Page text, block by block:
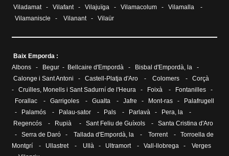
Viladamat- Vilafant- Vilajuïga - Vilamacolum - Vilamalla -
Vilamaniscle
- Vilanant- Vilaür
Baix Emporda :
Albons
- Begur - Bellcaire d'Empordà - Bisbal d'Empordà, la -
Calonge i Sant Antoni
- Castell-Platja d'Aro - Colomers - Corçà
- Cruïlles, Monells i Sant Sadurní de l'Heura - Foixà - Fontanilles -
Forallac - Garrigoles - Gualta - Jafre - Mont-ras -
Palafrugell
-
Palamós - Palau-sator - Pals - Parlavà - Pera, la -
Regencós - Rupià - Sant Feliu de Guíxols - Santa Cristina d'Aro
- Serra de Daró - Tallada d'Empordà, la - Torrent - Torroella de
Montgrí - Ullastret- Ullà - Ultramort - Vall-llobrega - Verges